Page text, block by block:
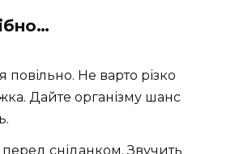
повільно. Не варто різко
Дайте організму шанс
сніданком. Звучить